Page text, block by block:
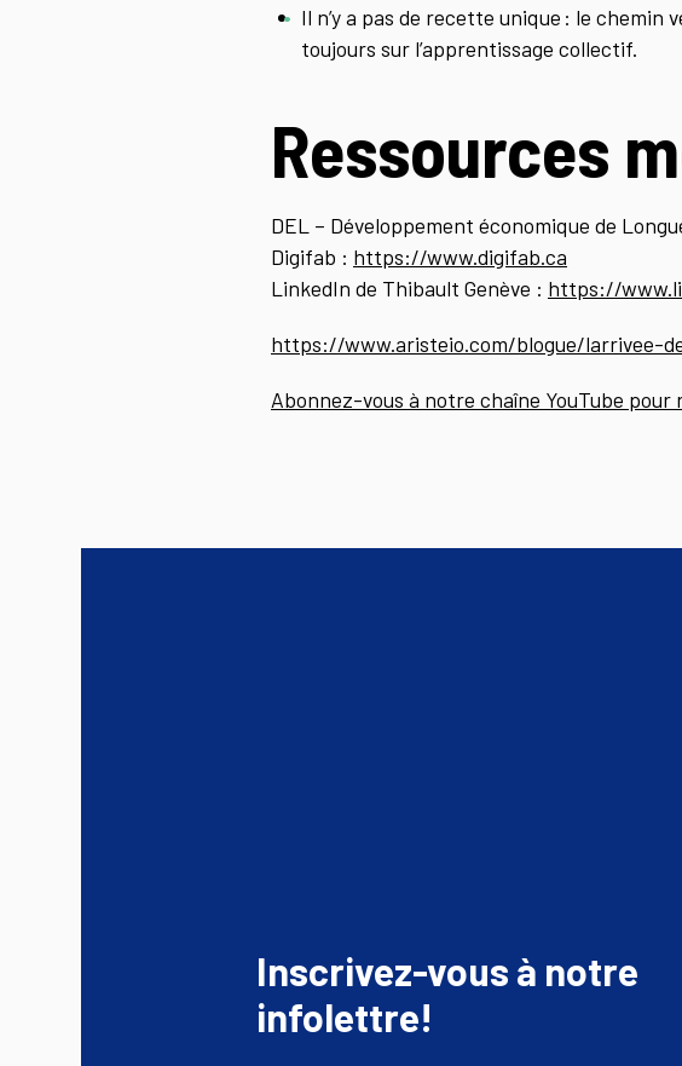
Il n’y a pas de recette unique : le chemin
toujours sur l’apprentissage collectif.
Ressources
DEL – Développement économique de
Digifab : https://www.digifab.ca
LinkedIn de Thibault Genève : https://
https://www.aristeio.com/blogue/larrivee-
Abonnez-vous à notre chaîne YouTube
Inscrivez-vous à notre
infolettre!